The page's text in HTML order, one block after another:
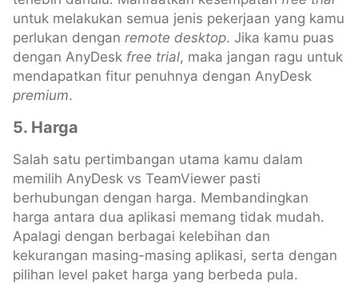
untuk melakukan semua jenis pekerjaan yang kamu
perlukan dengan remote desktop. Jika kamu puas
dengan AnyDesk free trial, maka jangan ragu untuk
mendapatkan fitur penuhnya dengan AnyDesk
premium.
5. Harga
Salah satu pertimbangan utama kamu dalam
memilih AnyDesk vs TeamViewer pasti
berhubungan dengan harga. Membandingkan
harga antara dua aplikasi memang tidak mudah.
Apalagi dengan berbagai kelebihan dan
kekurangan masing-masing aplikasi, serta dengan
pilihan level paket harga yang berbeda pula.